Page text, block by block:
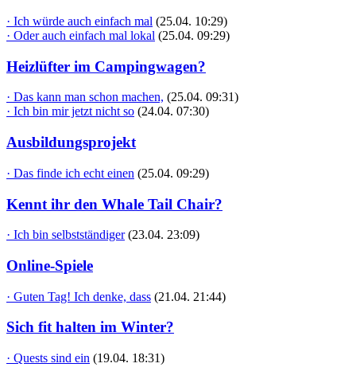
· Ich würde auch einfach mal (25.04. 10:29)
· Oder auch einfach mal lokal (25.04. 09:29)
Heizlüfter im Campingwagen?
· Das kann man schon machen, (25.04. 09:31)
· Ich bin mir jetzt nicht so (24.04. 07:30)
Ausbildungsprojekt
· Das finde ich echt einen (25.04. 09:29)
Kennt ihr den Whale Tail Chair?
· Ich bin selbstständiger (23.04. 23:09)
Online-Spiele
· Guten Tag! Ich denke, dass (21.04. 21:44)
Sich fit halten im Winter?
· Quests sind ein (19.04. 18:31)